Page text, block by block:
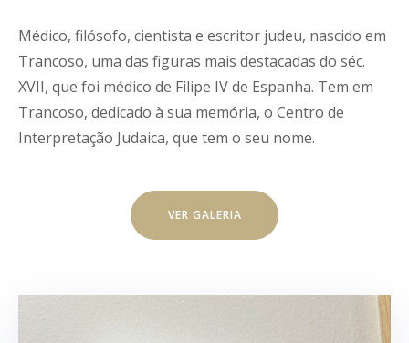
Médico, filósofo, cientista e escritor judeu, nascido em
Trancoso, uma das figuras mais destacadas do séc.
XVII, que foi médico de Filipe IV de Espanha. Tem em
Trancoso, dedicado à sua memória, o Centro de
Interpretação Judaica, que tem o seu nome.
VER GALERIA